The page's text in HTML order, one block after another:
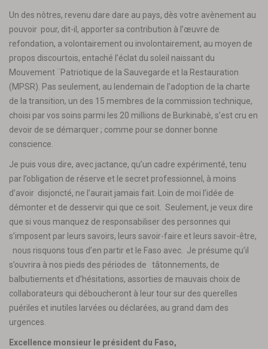
Un des nôtres, revenu dare dare au pays, dès votre avènement au
pouvoir pour, dit-il, apporter sa contribution à l’œuvre de
refondation, a volontairement ou involontairement, au moyen de
propos discourtois, entaché l’éclat du soleil naissant du
Mouvement ¨Patriotique de la Sauvegarde et la Restauration
(MPSR). Pas seulement, au lendemain de l’adoption de la charte
de la transition, un des 15 membres de la commission technique,
choisi par vos soins parmi les 20 millions de Burkinabè, s’est cru en
devoir de se démarquer ; comme pour se donner bonne
conscience.
Je puis vous dire, avec jactance, qu’un cadre expérimenté, tenu
par l’obligation de réserve et le secret professionnel, à moins
d’avoir disjoncté, ne l’aurait jamais fait. Loin de moi l’idée de
démonter et de desservir qui que ce soit. Seulement, je veux dire
que si vous manquez de responsabiliser des personnes qui
s’imposent par leurs savoirs, leurs savoir-faire et leurs savoir-être,
nous risquons tous d’en partir et le Faso avec. Je présume qu’il
s’ouvrira à nos pieds des périodes de tâtonnements, de
balbutiements et d’hésitations, assorties de mauvais choix de
collaborateurs qui déboucheront à leur tour sur des querelles
puériles et inutiles larvées ou déclarées, au grand dam des
urgences.
Excellence monsieur le président du Faso,